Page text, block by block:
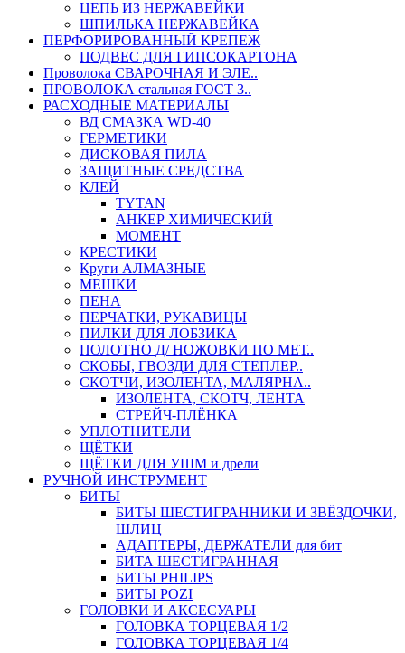
ЦЕПЬ ИЗ НЕРЖАВЕЙКИ
ШПИЛЬКА НЕРЖАВЕЙКА
ПЕРФОРИРОВАННЫЙ КРЕПЕЖ
ПОДВЕС ДЛЯ ГИПСОКАРТОНА
Проволока СВАРОЧНАЯ И ЭЛЕ..
ПРОВОЛОКА стальная ГОСТ 3..
РАСХОДНЫЕ МАТЕРИАЛЫ
ВД СМАЗКА WD-40
ГЕРМЕТИКИ
ДИСКОВАЯ ПИЛА
ЗАЩИТНЫЕ СРЕДСТВА
КЛЕЙ
TYTAN
АНКЕР ХИМИЧЕСКИЙ
МОМЕНТ
КРЕСТИКИ
Круги АЛМАЗНЫЕ
МЕШКИ
ПЕНА
ПЕРЧАТКИ, РУКАВИЦЫ
ПИЛКИ ДЛЯ ЛОБЗИКА
ПОЛОТНО Д/ НОЖОВКИ ПО МЕТ..
СКОБЫ, ГВОЗДИ ДЛЯ СТЕПЛЕР..
СКОТЧИ, ИЗОЛЕНТА, МАЛЯРНА..
ИЗОЛЕНТА, СКОТЧ, ЛЕНТА
СТРЕЙЧ-ПЛЁНКА
УПЛОТНИТЕЛИ
ЩЁТКИ
ЩЁТКИ ДЛЯ УШМ и дрели
РУЧНОЙ ИНСТРУМЕНТ
БИТЫ
БИТЫ ШЕСТИГРАННИКИ И ЗВЁЗДОЧКИ,
ШЛИЦ
АДАПТЕРЫ, ДЕРЖАТЕЛИ для бит
БИТА ШЕСТИГРАННАЯ
БИТЫ PHILIPS
БИТЫ POZI
ГОЛОВКИ И АКСЕСУАРЫ
ГОЛОВКА ТОРЦЕВАЯ 1/2
ГОЛОВКА ТОРЦЕВАЯ 1/4